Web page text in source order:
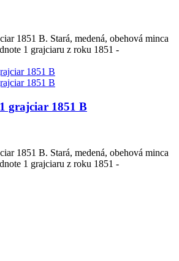
1851 B. Stará, medená, obehová minca
1 grajciaru z roku 1851 -
grajciar 1851 B
1851 B. Stará, medená, obehová minca
1 grajciaru z roku 1851 -